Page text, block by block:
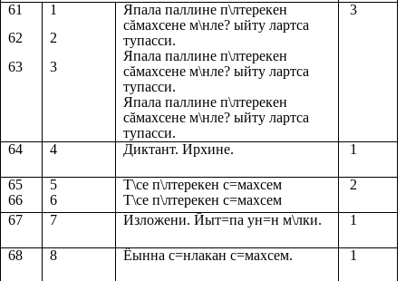
61
62
63
1
2
3
Япала паллине п\лтерекен
сăмахсене м\нле? ыйту лартса
тупасси.
Япала паллине п\лтерекен
сăмахсене м\нле? ыйту лартса
тупасси.
Япала паллине п\лтерекен
сăмахсене м\нле? ыйту лартса
тупасси.
3
64 4 Диктант. Ирхине. 1
65
66
5
6
Т\се п\лтерекен с=махсем
Т\се п\лтерекен с=махсем
2
67 7 Изложени. Йыт=па ун=н м\лки. 1
68 8 Ёынна с=нлакан с=махсем. 1